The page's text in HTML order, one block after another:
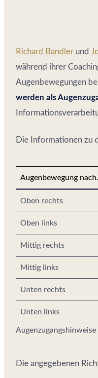
Richard Bandler und
während ihrer
Augenbewegungen
werden als
Die Informationen zu
Augenbewegung
Oben rechts
Oben links
Mittig rechts
Mittig links
Unten rechts
Unten links
Die angegebenen